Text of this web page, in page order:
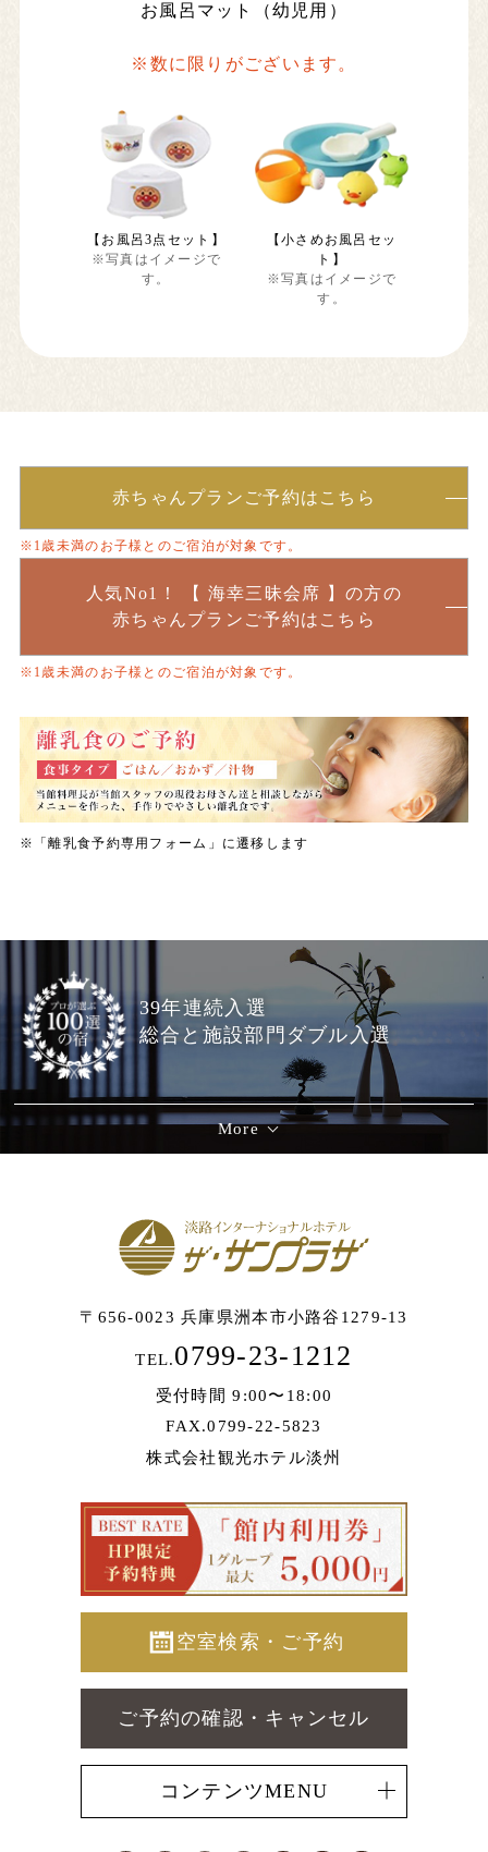
お風呂マット（幼児用）
※数に限りがございます。
【お風呂3点セット】
※写真はイメージで
す。
【小さめお風呂セッ
ト】
※写真はイメージで
す。
赤ちゃんプランご予約はこちら
※1歳未満のお子様とのご宿泊が対象です。
人気No1！ 【 海幸三昧会席 】の方の
赤ちゃんプランご予約はこちら
※1歳未満のお子様とのご宿泊が対象です。
※「離乳食予約専用フォーム」に遷移します
39年連続入選
総合と施設部門ダブル入選
More
〒656-0023 兵庫県洲本市小路谷1279-13
TEL.0799-23-1212
受付時間 9:00〜18:00
FAX.0799-22-5823
株式会社観光ホテル淡州
空室検索・ご予約
ご予約の確認・キャンセル
コンテンツMENU